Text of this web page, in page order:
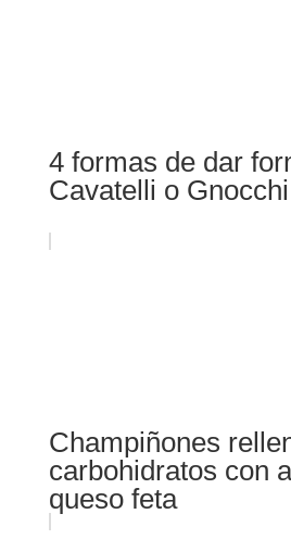
4 formas de dar
Cavatelli o Gnocchi
Champiñones
carbohidratos con
queso feta